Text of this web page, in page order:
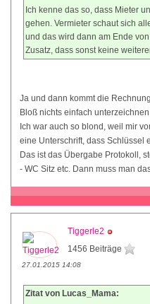
Ich kenne das so, dass Mieter
gehen. Vermieter schaut sich
und das wird dann am Ende
Zusatz, dass sonst keine
Ja und dann kommt die Rechnung.
Bloß nichts einfach
Ich war auch so blond, weil mir
eine Unterschrift, dass Schlüssel
Das ist das Übergabe Protokoll,
- WC Sitz etc. Dann muss man
Tiggerle2
1456 Beiträge
27.01.2015 14:08
Zitat von Lucas_Mama: